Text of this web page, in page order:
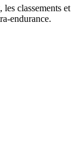
classements et
endurance.